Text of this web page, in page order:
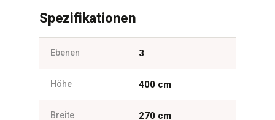
Spezifikationen
Ebenen 3
Höhe 400 cm
Breite 270 cm